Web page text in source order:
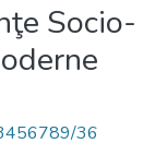
Socio-
36